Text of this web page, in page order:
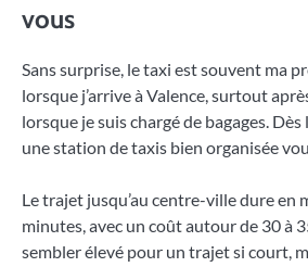
vous
Sans surprise, le taxi est souvent ma
lorsque j’arrive à Valence, surtout
lorsque je suis chargé de bagages.
une station de taxis bien organisée
Le trajet jusqu’au centre-ville dure en
minutes, avec un coût autour de 30 à
sembler élevé pour un trajet si court,